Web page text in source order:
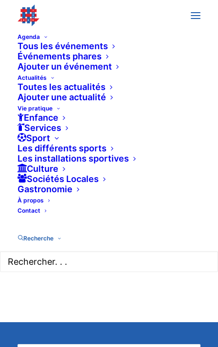
Agenda
Tous les événements
Événements phares
Ajouter un événement
Actualités
Toutes les actualités
Ajouter une actualité
Vie pratique
Enfance
Services
Sport
Les différents sports
Les installations sportives
Culture
Sociétés Locales
Gastronomie
À propos
Contact
Recherche
PreviousÉvénements